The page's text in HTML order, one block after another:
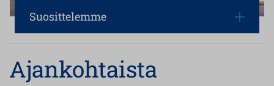
Suosittelemme
Ajankohtaista